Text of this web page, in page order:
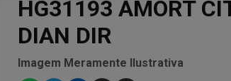
HG31193 AMORT
DIAN DIR
Imagem Meramente Ilustrativa